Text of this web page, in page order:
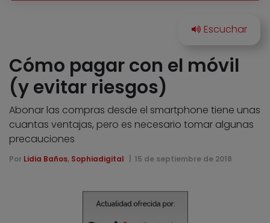
Cómo pagar con el móvil
(y evitar riesgos)
Abonar las compras desde el smartphone tiene unas
cuantas ventajas, pero es necesario tomar algunas
precauciones
Por Lidia Baños, Sophiadigital 15 de septiembre de 2018